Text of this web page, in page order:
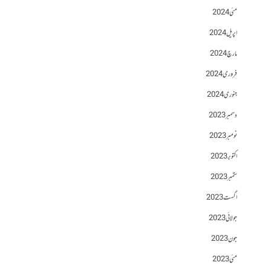
مئی 2024
اپریل 2024
مارچ 2024
فروری 2024
جنوری 2024
دسمبر 2023
نومبر 2023
اکتوبر 2023
ستمبر 2023
اگست 2023
جولائی 2023
جون 2023
مئی 2023